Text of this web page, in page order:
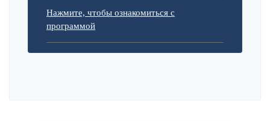
Нажмите, чтобы ознакомиться с
программой